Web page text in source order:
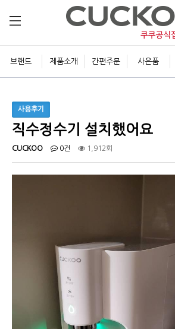
브랜드 제품소개 간편주문 사은품
사용후기
직수정수기 설치했어요
CUCKOO 0건 1,912회